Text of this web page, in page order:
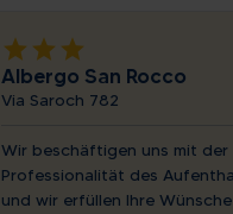
star star star
Albergo San Rocco
Via Saroch 782
Wir beschäftigen uns mit der
Professionalität des
und wir erfüllen Ihre